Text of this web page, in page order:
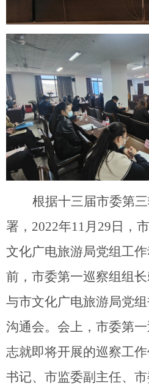
根据十三届市委第
署 ， 2022年11 月 29 日，
文化广电旅游局党组工
前，市委第一巡察组组
与市文化广电旅游局党
沟通会。会上，市委第
志就即将开展的巡察工
书记、市监委副主任、